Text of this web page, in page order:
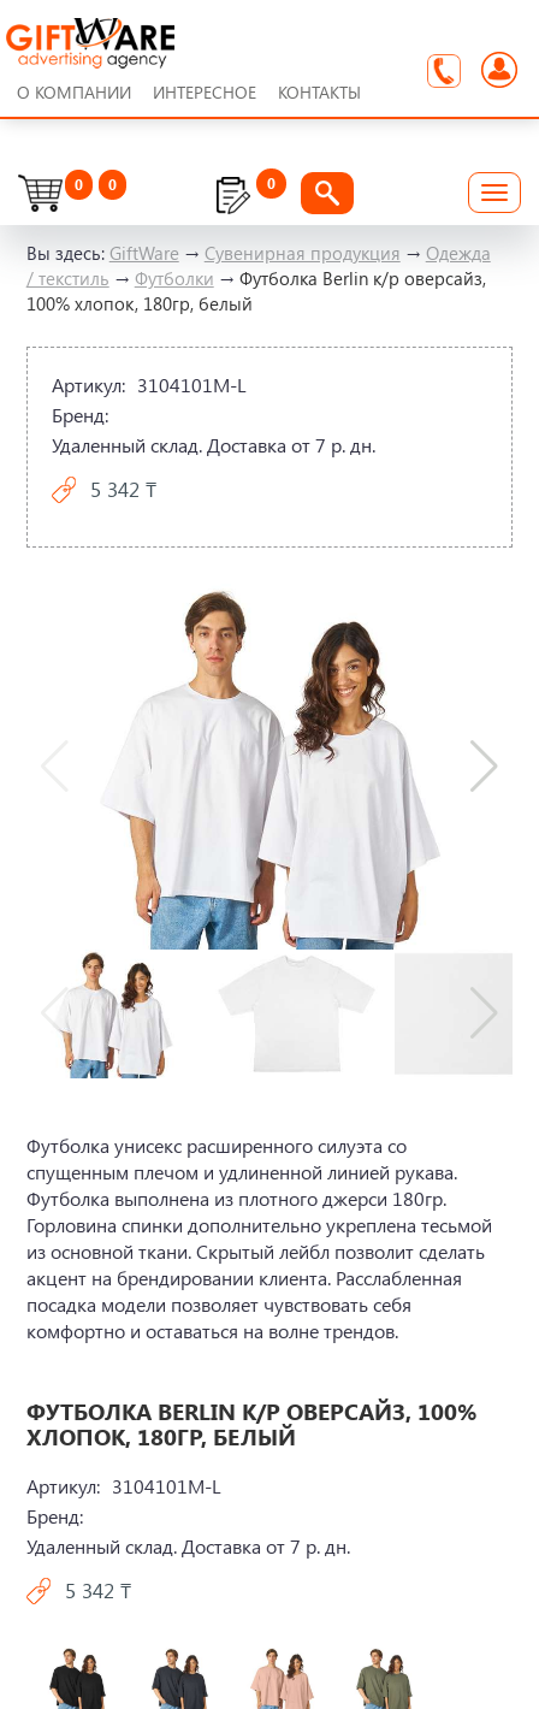
О КОМПАНИИ ИНТЕРЕСНОЕ КОНТАКТЫ
0 0 0
Вы здесь: GiftWare→ Сувенирная продукция → Одежда
/ текстиль → Футболки → Футболка Berlin к/р оверсайз,
100% хлопок, 180гр, белый
Артикул: 3104101M-L
Бренд:
Удаленный склад. Доставка от 7 р. дн.
5 342 ₸
Футболка унисекс расширенного силуэта со
спущенным плечом и удлиненной линией рукава.
Футболка выполнена из плотного джерси 180гр.
Горловина спинки дополнительно укреплена тесьмой
из основной ткани. Скрытый лейбл позволит сделать
акцент на брендировании клиента. Расслабленная
посадка модели позволяет чувствовать себя
комфортно и оставаться на волне трендов.
ФУТБОЛКА BERLIN К/Р ОВЕРСАЙЗ, 100%
ХЛОПОК, 180ГР, БЕЛЫЙ
Артикул: 3104101M-L
Бренд:
Удаленный склад. Доставка от 7 р. дн.
5 342 ₸